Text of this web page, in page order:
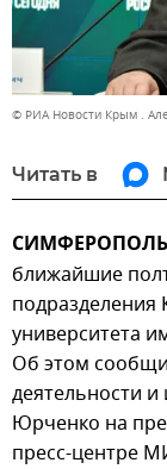
© РИА Новости Крым .
Читать в
ближайшие
подразделения
университета
Об этом
деятельности
Юрченко на
пресс-центре